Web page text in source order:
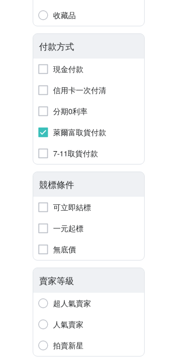
收藏品
付款方式
現金付款
信用卡一次付清
分期0利率
萊爾富取貨付款
7-11取貨付款
競標條件
可立即結標
一元起標
無底價
賣家等級
超人氣賣家
人氣賣家
拍賣新星